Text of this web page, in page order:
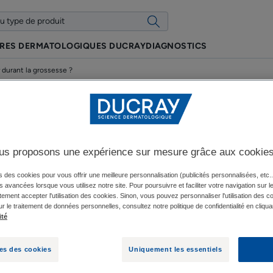
DERMATOLOGIQUES DUCRAYDIAGNOSTICS
la grossesse ?
t-il des contre-
des produits Ducray
grossesse ?
nos experts médicaux DUCRAY.
proposons une expérience sur mesure grâce aux
des cookies pour vous offrir une meilleure personnalisation (publicités personnalisées,
avancées lorsque vous utilisez notre site. Pour poursuivre et faciliter votre navigation sur
accepter l'utilisation des cookies. Sinon, vous pouvez personnaliser l'utilisation des
le traitement de données personnelles, consultez notre politique de confidentialité en
des cookies Uniquement les essentiels